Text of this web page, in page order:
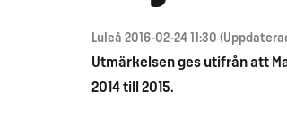
Luleå 2016-02-24 11:30
Utmärkelsen ges utifrån att
2014 till 2015.